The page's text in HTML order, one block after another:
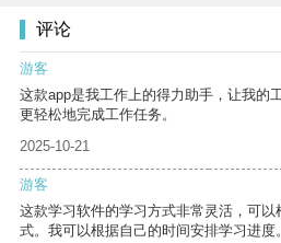
评论
游客
这款app是我工作上的得力助手，让我的
更轻松地完成工作任务。
2025-10-21
游客
这款学习软件的学习方式非常灵活，可
式。我可以根据自己的时间安排学习进度。